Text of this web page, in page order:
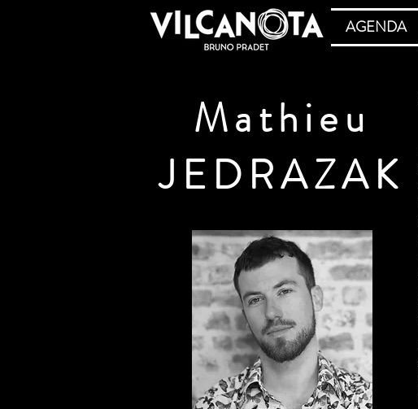
AGENDA
Mathieu
JEDRAZAK